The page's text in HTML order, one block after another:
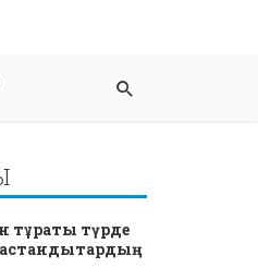
тұрақты түрде